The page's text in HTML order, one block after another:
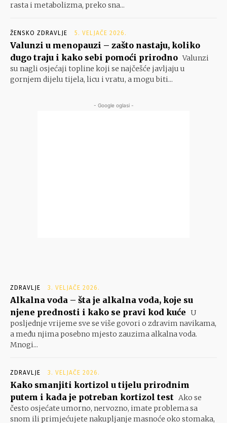
rasta i metabolizma, preko sna...
ŽENSKO ZDRAVLJE 5. VELJAČE 2026.
Valunzi u menopauzi – zašto nastaju, koliko
dugo traju i kako sebi pomoći prirodno Valunzi
su nagli osjećaji topline koji se najčešće javljaju u
gornjem dijelu tijela, licu i vratu, a mogu biti...
- Google oglasi -
ZDRAVLJE 3. VELJAČE 2026.
Alkalna voda – šta je alkalna voda, koje su
njene prednosti i kako se pravi kod kuće U
posljednje vrijeme sve se više govori o zdravim navikama,
a među njima posebno mjesto zauzima alkalna voda.
Mnogi...
ZDRAVLJE 3. VELJAČE 2026.
Kako smanjiti kortizol u tijelu prirodnim
putem i kada je potreban kortizol test Ako se
često osjećate umorno, nervozno, imate problema sa
snom ili primjećujete nakupljanje masnoće oko stomaka,